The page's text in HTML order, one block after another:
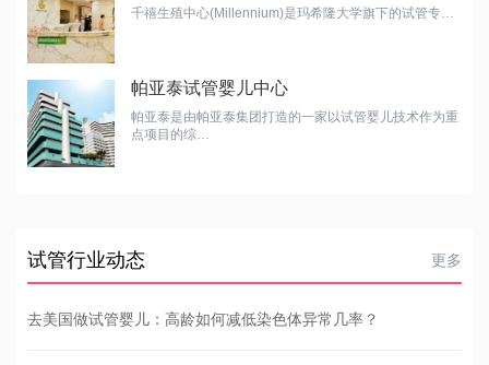
千禧生殖中心(Millennium)是玛希隆大学旗下的试管专…
帕亚泰试管婴儿中心
帕亚泰是由帕亚泰集团打造的一家以试管婴儿技术作为重
点项目的综…
试管行业动态 更多
去美国做试管婴儿：高龄如何减低染色体异常几率？